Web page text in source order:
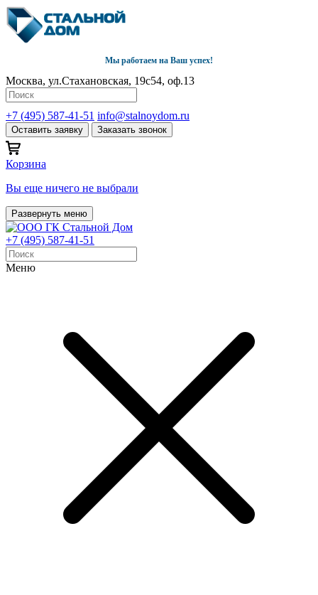
Мы работаем на Ваш успех!
Москва, ул.Стахановская, 19с54, оф.13
+7 (495) 587-41-51 info@stalnoydom.ru
Оставить заявку Заказать звонок
Корзина
Вы еще ничего не выбрали
Развернуть меню
+7 (495) 587-41-51
Меню